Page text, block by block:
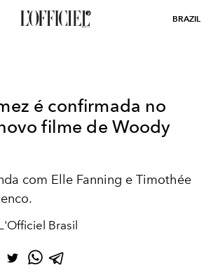
BRAZIL
é confirmada no
filme de Woody
com Elle Fanning e Timothée
Brasil